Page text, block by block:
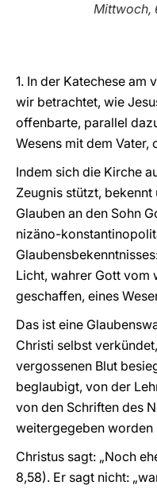
Mittwoch,
1. In der Katechese am
wir betrachtet, wie
offenbarte, parallel
Wesens mit dem Vater,
Indem sich die Kirche
Zeugnis stützt,
Glauben an den Sohn
nizäno-
Licht, wahrer Gott vom
geschaffen, eines
Das ist eine
Christi selbst
vergossenen Blut
beglaubigt, von der
von den Schriften des
weitergegeben worden
Christus sagt: „Noch
8,58). Er sagt nicht: